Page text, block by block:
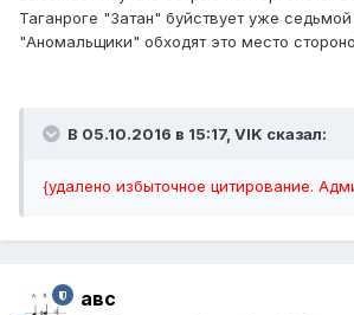
Таганроге "Затан" буйствует уже
"Аномальщики" обходят это место
В 05.10.2016 в 15:17, VIK сказал:
{удалено избыточное цитирование.
авс